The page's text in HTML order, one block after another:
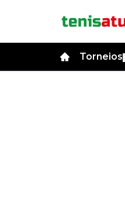
Torneios